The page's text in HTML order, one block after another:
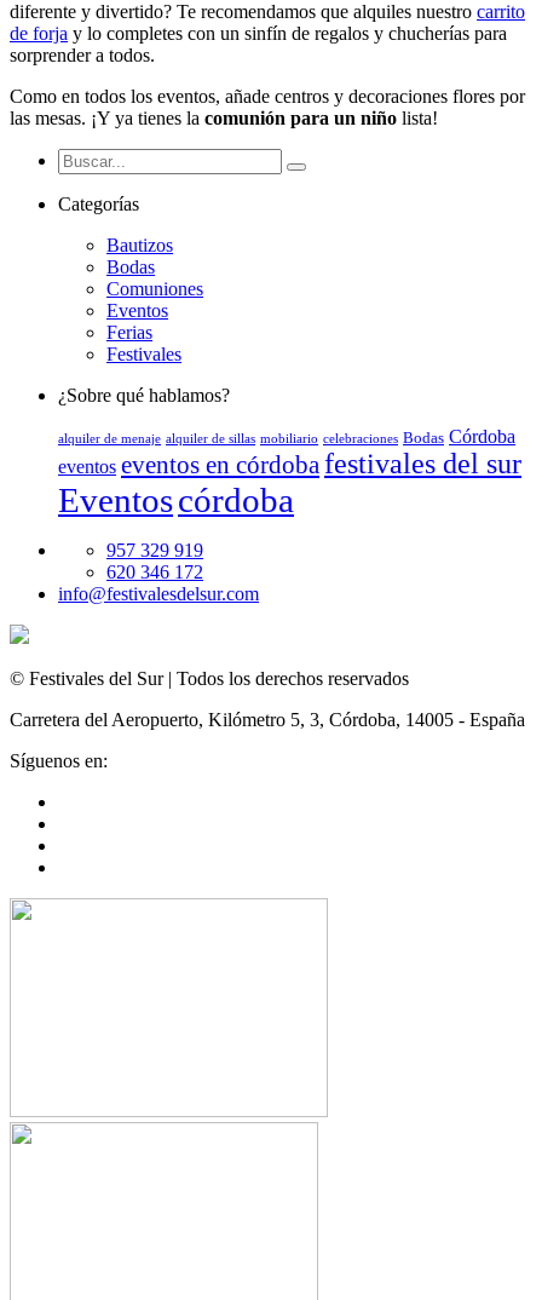
diferente y divertido? Te recomendamos que alquiles nuestro carrito
de forja y lo completes con un sinfín de regalos y chucherías para
sorprender a todos.
Como en todos los eventos, añade centros y decoraciones flores por
las mesas. ¡Y ya tienes la comunión para un niño lista!
Categorías
Bautizos
Bodas
Comuniones
Eventos
Ferias
Festivales
¿Sobre qué hablamos?
alquiler de menaje alquiler de sillas mobiliario celebraciones Bodas Córdoba
eventos eventos en córdobafestivales del sur
Eventoscórdoba
957 329 919
620 346 172
info@festivalesdelsur.com
© Festivales del Sur | Todos los derechos reservados
Carretera del Aeropuerto, Kilómetro 5, 3, Córdoba, 14005 - España
Síguenos en: